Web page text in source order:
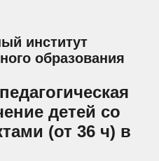
институт
образования
детей со
(от 36 ч) в